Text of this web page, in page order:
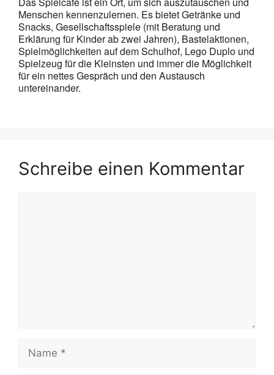
Menschen kennenzulernen. Es bietet Getränke und
Snacks, Gesellschaftsspiele (mit Beratung und
Erklärung für Kinder ab zwei Jahren), Bastelaktionen,
Spielmöglichkeiten auf dem Schulhof, Lego Duplo und
Spielzeug für die Kleinsten und immer die Möglichkeit
für ein nettes Gespräch und den Austausch
untereinander.
Schreibe einen Kommentar